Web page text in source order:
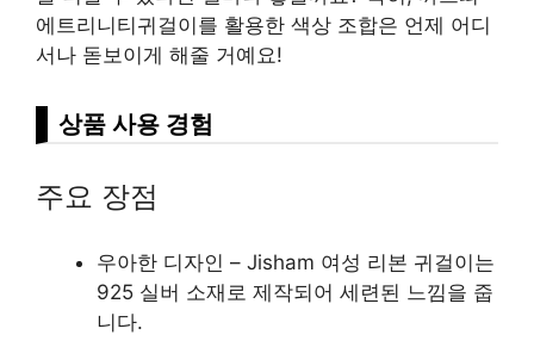
에트리니티귀걸이를 활용한 색상 조합은 언제 어디
서나 돋보이게 해줄 거예요!
상품 사용 경험
주요 장점
우아한 디자인 – Jisham 여성 리본 귀걸이는
925 실버 소재로 제작되어 세련된 느낌을 줍
니다.